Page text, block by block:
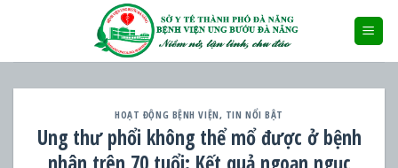
HOẠT ĐỘNG BỆNH VIỆN, TIN NỔI BẬT
Ung thư phổi không thể mổ được ở bệnh